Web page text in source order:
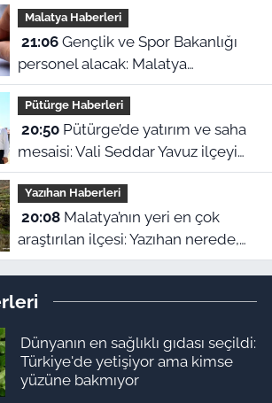
Malatya Haberleri
21:06Gençlik ve Spor Bakanlığı
personel alacak: Malatya
kontenjanları ve başvuru detayları
belli oldu
Pütürge Haberleri
20:50Pütürge’de yatırım ve saha
mesaisi: Vali Seddar Yavuz ilçeyi
karış karış inceledi!
Yazıhan Haberleri
20:08Malatya’nın yeri en çok
araştırılan ilçesi: Yazıhan nerede,
Malatya’nın neresinde kalıyor?
Dünyanın en sağlıklı gıdası seçildi:
Türkiye'de yetişiyor ama kimse
yüzüne bakmıyor